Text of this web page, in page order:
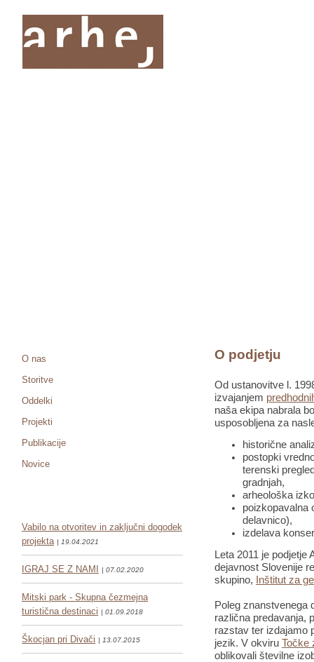
O nas
Storitve
Oddelki
Projekti
Publikacije
Novice
Vabilo na otvoritev in zaključni dogodek
projekta | 19.04.2021
IGRAJ SE Z NAMI | 07.02.2020
Mitski park - Skupna čezmejna
turistična destinaci | 01.09.2018
Škocjan pri Divači | 13.07.2015
O podjetju
Od ustanovitve l.
izvajanjem
naša ekipa nabrala
usposobljena za
historične
postopki
terenski
gradnjah,
arheološka
poizkopavalna
delavnico),
izdelava
Leta 2011 je
dejavnost Slovenije
skupino,
Inštitut za
Poleg znanstvenega
različna predavanja,
razstav ter izdajamo
jezik. V okviru Točke
oblikovali številne